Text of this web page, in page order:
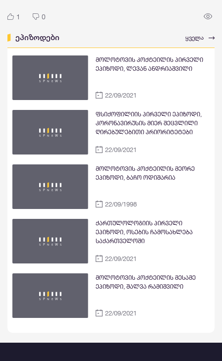
1 0
ეპიზოდები ყველა
მოლოტოვის კოქტეილის პირველი
ეპიზოდი, ლევან ანდრიაშვილი
22/09/2021
ფსიქოფილიის პირველი ეპიზოდი,
კორონავირუსის მიერ შეცვლილი
ღირებულებითი პრიორიტეტები
22/09/2021
მოლოტოვის კოქტეილის მეორე
ეპიზოდი, ბაჩო ოდიშარია
22/09/1998
ქართულოლოგიის პირველი
ეპიზოდი, ოსების ჩამოსახლება
საქართველოში
22/09/2021
მოლოტოვის კოქტეილის მესამე
ეპიზოდი, შალვა რამიშვილი
22/09/2021